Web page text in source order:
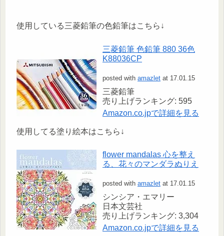
使用している三菱鉛筆の色鉛筆はこちら↓
三菱鉛筆 色鉛筆 880 36色
K88036CP
posted with amazlet at 17.01.15
三菱鉛筆
売り上げランキング: 595
Amazon.co.jpで詳細を見る
使用してる塗り絵本はこちら↓
flower mandalas 心を整え
る、花々のマンダラぬりえ
posted with amazlet at 17.01.15
シンシア・エマリー
日本文芸社
売り上げランキング: 3,304
Amazon.co.jpで詳細を見る